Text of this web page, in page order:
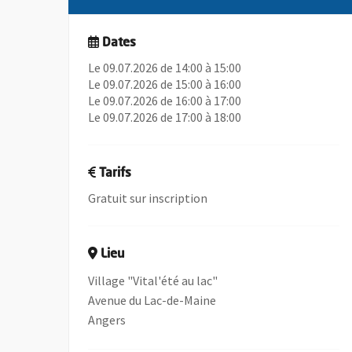
Dates
Le 09.07.2026 de 14:00 à 15:00
Le 09.07.2026 de 15:00 à 16:00
Le 09.07.2026 de 16:00 à 17:00
Le 09.07.2026 de 17:00 à 18:00
Tarifs
Gratuit sur inscription
Lieu
Village "Vital'été au lac"
Avenue du Lac-de-Maine
Angers